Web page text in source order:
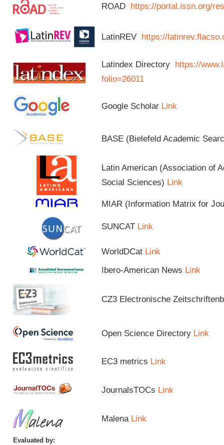
ROAD https://portal.issn.org/
LatinREV https://
Latindex Directory https://
folio=26011
Google Scholar Link
BASE (Bielefeld Academic
Latin American (Association of
Social Sciences) Link
MIAR (Information Matrix for
SUNCAT Link
WorldDCat Link
Ibero-American News Link
CZ3 Electronische
Open Science Directory Link
EC3 metrics Link
JournalsTOCs Link
Malena Link
Evaluated by: